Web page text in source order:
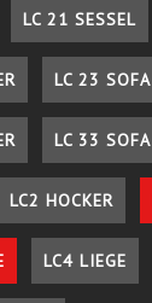
LC 21 SESSEL
LC 23
LC 33
LC2 HOCKER
LC4 LIEGE